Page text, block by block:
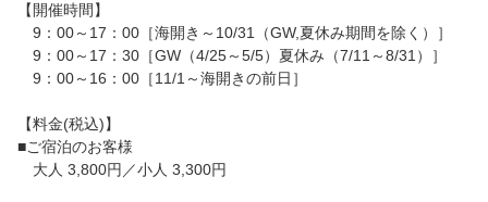
【開催時間】
9：00～17：00［海開き～10/31（GW,夏休み期間を除く）］
9：00～17：30［GW（4/25～5/5）夏休み（7/11～8/31）］
9：00～16：00［11/1～海開きの前日］
【料金(税込)】
■ご宿泊のお客様
大人 3,800円／小人 3,300円